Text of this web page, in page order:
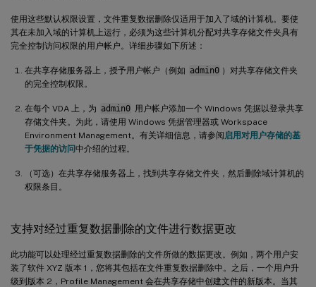
使用这些默认权限设置，文件重复数据删除仅适用于加入了域的计算机。要使
其在未加入域的计算机上运行，必须为这些计算机分配对共享存储文件夹具有
完全控制访问权限的用户帐户。详细步骤如下所述：
在共享存储服务器上，授予用户帐户（例如 admin0 ）对共享存储文件夹
的完全控制权限。
在每个 VDA 上，为 admin0 用户帐户添加一个 Windows 凭据以登录共享
存储文件夹。为此，请使用 Windows 凭据管理器或 Workspace
Environment Management。有关详细信息，请参阅 启用对用户存储的基
于凭据的访问中介绍的过程。
（可选）在共享存储服务器上，找到共享存储文件夹，然后删除域计算机的
权限条目。
支持对经过重复数据删除的文件进行数据更改
此功能可以处理经过重复数据删除的文件所做的数据更改。例如，两个用户安
装了软件 XYZ 版本 1，您将其包括在文件重复数据删除中。之后，一个用户升
级到版本 2，Profile Management 会在共享存储中创建文件的新版本。当其